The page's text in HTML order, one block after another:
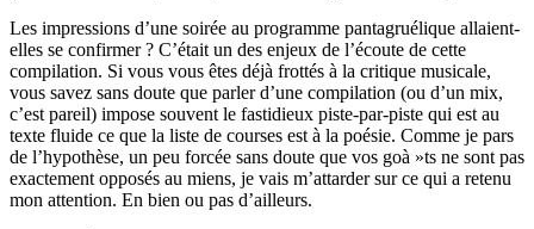
Les impressions d’une soirée au programme pantagruélique allaient-
elles se confirmer ? C’était un des enjeux de l’écoute de cette
compilation. Si vous vous êtes déjà frottés à la critique musicale,
vous savez sans doute que parler d’une compilation (ou d’un mix,
c’est pareil) impose souvent le fastidieux piste-par-piste qui est au
texte fluide ce que la liste de courses est à la poésie. Comme je pars
de l’hypothèse, un peu forcée sans doute que vos goà »ts ne sont pas
exactement opposés au miens, je vais m’attarder sur ce qui a retenu
mon attention. En bien ou pas d’ailleurs.